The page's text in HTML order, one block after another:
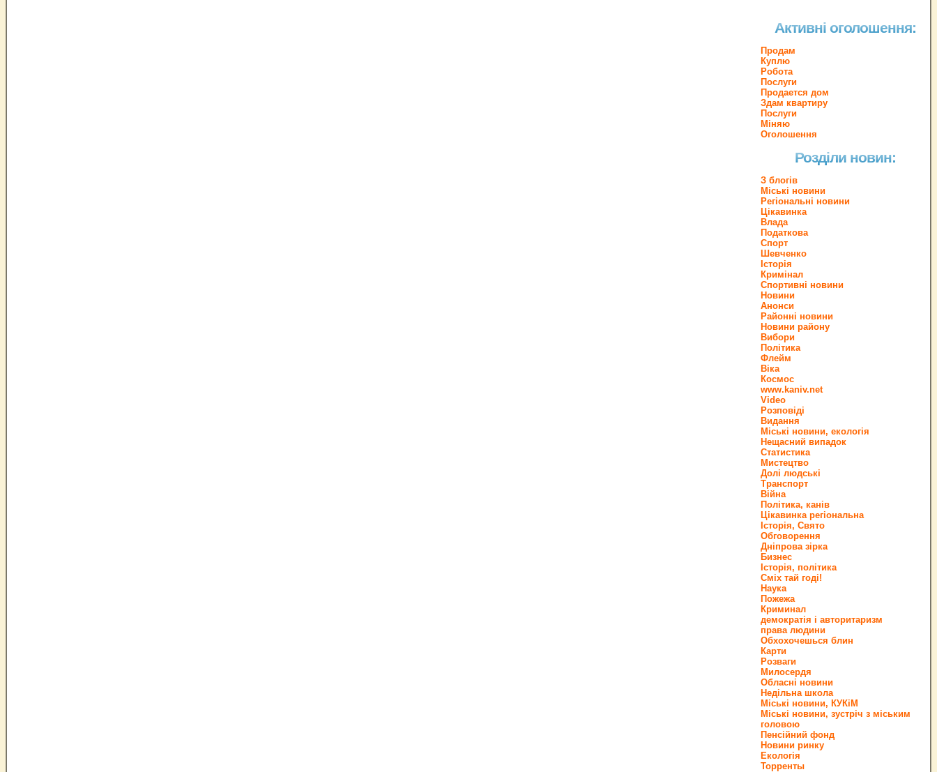
Активні оголошення:
Продам
Куплю
Робота
Послуги
Продается дом
Здам квартиру
Послуги
Міняю
Оголошення
Розділи новин:
З блогів
Міські новини
Регіональні новини
Цікавинка
Влада
Податкова
Спорт
Шевченко
Історія
Кримінал
Спортивні новини
Новини
Анонси
Районні новини
Новини району
Вибори
Політика
Флейм
Віка
Космос
www.kaniv.net
Video
Розповіді
Видання
Міські новини, екологія
Нещасний випадок
Статистика
Мистецтво
Долі людські
Транспорт
Війна
Політика, канів
Цікавинка регіональна
Історія, Свято
Обговорення
Дніпрова зірка
Бизнес
Історія, політика
Сміх тай годі!
Наука
Пожежа
Криминал
демократія і авторитаризм
права людини
Обхохочешься блин
Карти
Розваги
Милосердя
Обласні новини
Недільна школа
Міські новини, КУКіМ
Міські новини, зустріч з міським
головою
Пенсійний фонд
Новини ринку
Екологія
Торренты